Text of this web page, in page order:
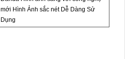
mới Hình Ảnh sắc nét Dễ Dàng Sử
Dụng